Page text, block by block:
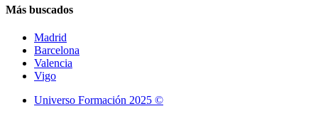
Más buscados
Madrid
Barcelona
Valencia
Vigo
Universo Formación 2025 ©